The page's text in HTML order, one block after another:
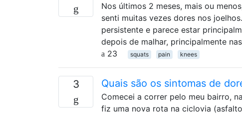
Nos últimos 2 meses, mais ou
senti muitas vezes dores nos
persistente e parece estar
depois de malhar, principalmente
23
squats pain knees
3 Quais são os sintomas de
Comecei a correr pelo meu bairro,
fiz uma nova rota na ciclovia